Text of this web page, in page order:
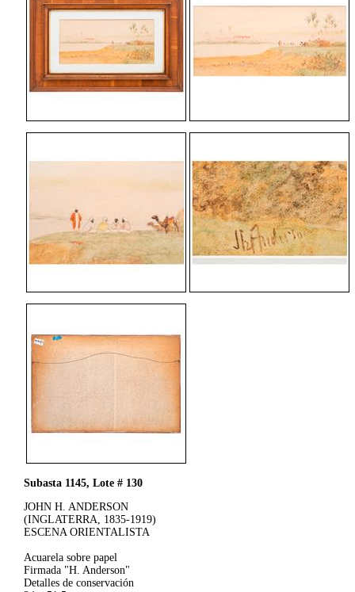
Subasta 1145, Lote # 130
JOHN H. ANDERSON
(INGLATERRA, 1835-1919)
ESCENA ORIENTALISTA
Acuarela sobre papel
Firmada "H. Anderson"
Detalles de conservación